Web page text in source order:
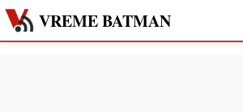
VREME BATMAN